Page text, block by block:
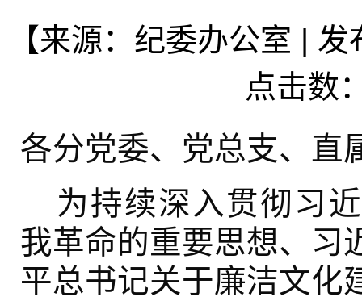
【来源：纪委办公室 |
点击数
各分党委、党总支、直
为持续深入贯彻习
我革命的重要思想、习
平总书记关于廉洁文化